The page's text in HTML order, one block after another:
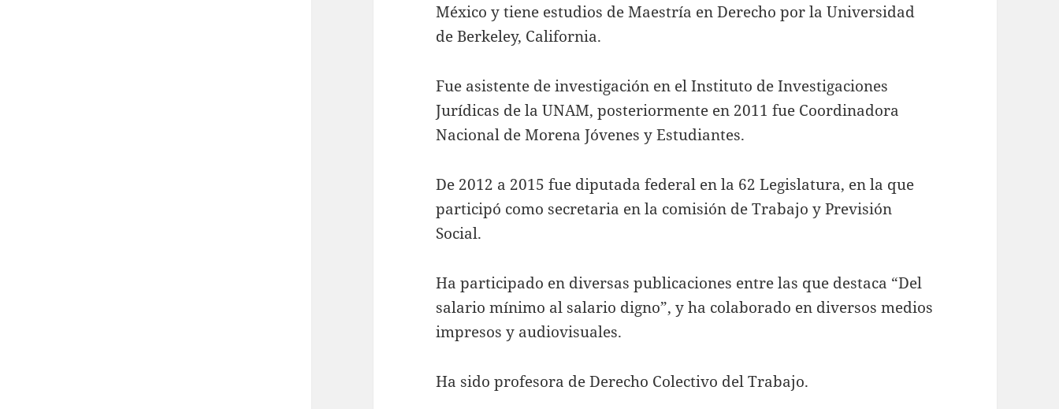
México y tiene estudios de Maestría en Derecho por la Universidad
de Berkeley, California.
Fue asistente de investigación en el Instituto de Investigaciones
Jurídicas de la UNAM, posteriormente en 2011 fue Coordinadora
Nacional de Morena Jóvenes y Estudiantes.
De 2012 a 2015 fue diputada federal en la 62 Legislatura, en la que
participó como secretaria en la comisión de Trabajo y Previsión
Social.
Ha participado en diversas publicaciones entre las que destaca “Del
salario mínimo al salario digno”, y ha colaborado en diversos medios
impresos y audiovisuales.
Ha sido profesora de Derecho Colectivo del Trabajo.